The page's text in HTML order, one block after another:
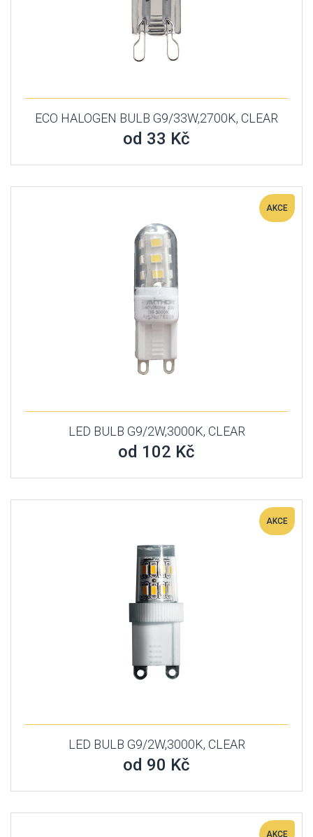
ECO HALOGEN BULB G9/33W,2700K, CLEAR
od 33 Kč
AKCE
LED BULB G9/2W,3000K, CLEAR
od 102 Kč
AKCE
LED BULB G9/2W,3000K, CLEAR
od 90 Kč
AKCE